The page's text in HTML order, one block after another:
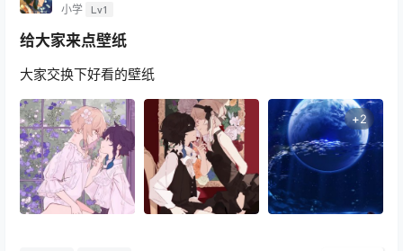
小学 Lv1
给大家来点壁纸
大家交换下好看的壁纸
+2